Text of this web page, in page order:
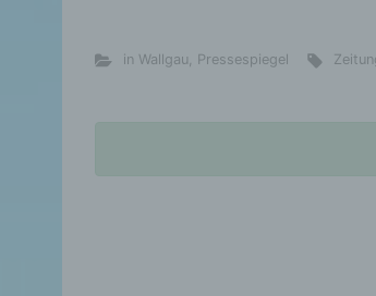
in Wallgau, Pressespiegel